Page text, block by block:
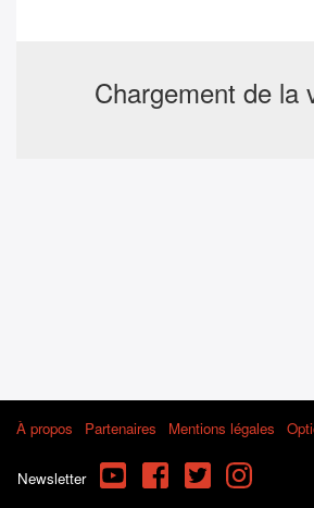
Chargement de
À propos Partenaires Mentions légales
Newsletter YouTube FacebookTwitterInstagram